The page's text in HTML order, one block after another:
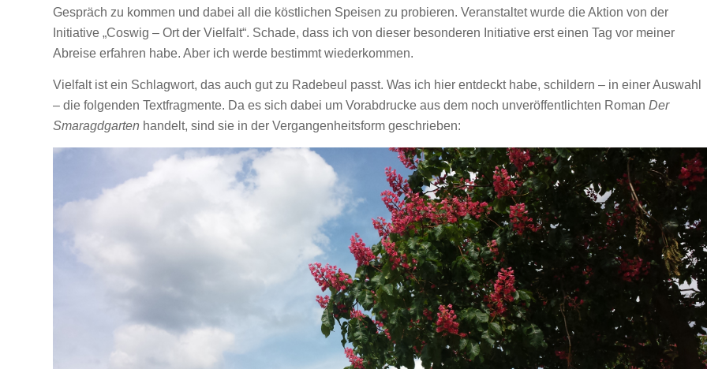
Gespräch zu kommen und dabei all die köstlichen Speisen zu probieren. Veranstaltet wurde die Aktion von der
Initiative „Coswig – Ort der Vielfalt“. Schade, dass ich von dieser besonderen Initiative erst einen Tag vor meiner
Abreise erfahren habe. Aber ich werde bestimmt wiederkommen.
Vielfalt ist ein Schlagwort, das auch gut zu Radebeul passt. Was ich hier entdeckt habe, schildern – in einer Auswahl
– die folgenden Textfragmente. Da es sich dabei um Vorabdrucke aus dem noch unveröffentlichten Roman Der
Smaragdgarten handelt, sind sie in der Vergangenheitsform geschrieben: